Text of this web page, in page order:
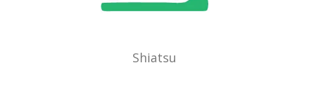
Shiatsu